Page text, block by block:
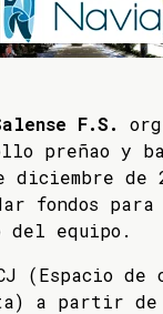
F.S.
preñao y
diciembre de
fondos
del equipo.
(Espacio de
a partir